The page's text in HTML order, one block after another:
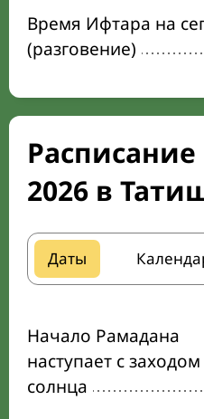
Время Ифтара на
(разговение)
2026 в
Даты
Начало Рамадана
наступает с заходом
солнца